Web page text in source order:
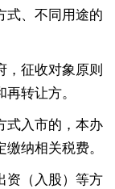
式、不同用途的
， 征收对象原则
转让方。
入市的 ， 本办
缴纳相关税费。
（入股）等方